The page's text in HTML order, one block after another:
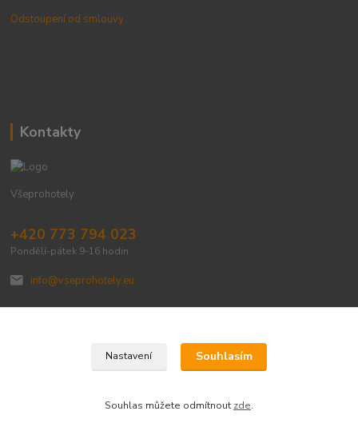
Odstoupení od smlouvy
Kontakty
Všeprohotely
+420 773 794 023
Pondělí-pátek 9-16 hodin
info@vseprohotely.eu
Upravit sběr cookies.
Nastavení Souhlasím
Souhlas můžete odmítnout zde.